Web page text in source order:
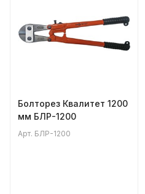
Болторез Квалитет 1200
мм БЛР-1200
Арт. БЛР-1200